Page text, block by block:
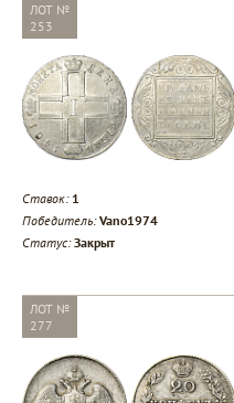
ЛОТ №
253
Ставок: 1
Победитель: Vano1974
Статус:Закрыт
ЛОТ №
277